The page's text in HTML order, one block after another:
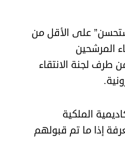
على الأقل من
المرشحين
طرف لجنة الانتقاء
الملكية
أو 0535536219 ابتداء من 28 يونيو 2021 لمعرفة إذا ما تم قبولهم